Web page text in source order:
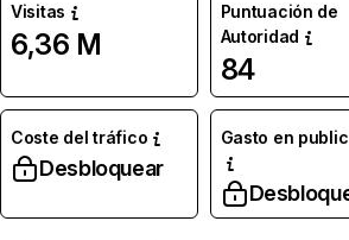
Visitas
6,36 M
Puntuación de
Autoridad
84
Coste del tráfico
Desbloquear
Gasto en